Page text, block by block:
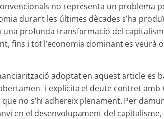
no representa un problema
durant les últimes dècades s’ha
una profunda transformació del
fins i tot l’economia dominant es veurà
adoptat en aquest article es
i explícita el deute contret amb
que no s’hi adhereix plenament. Per
en el desenvolupament del capitalisme,